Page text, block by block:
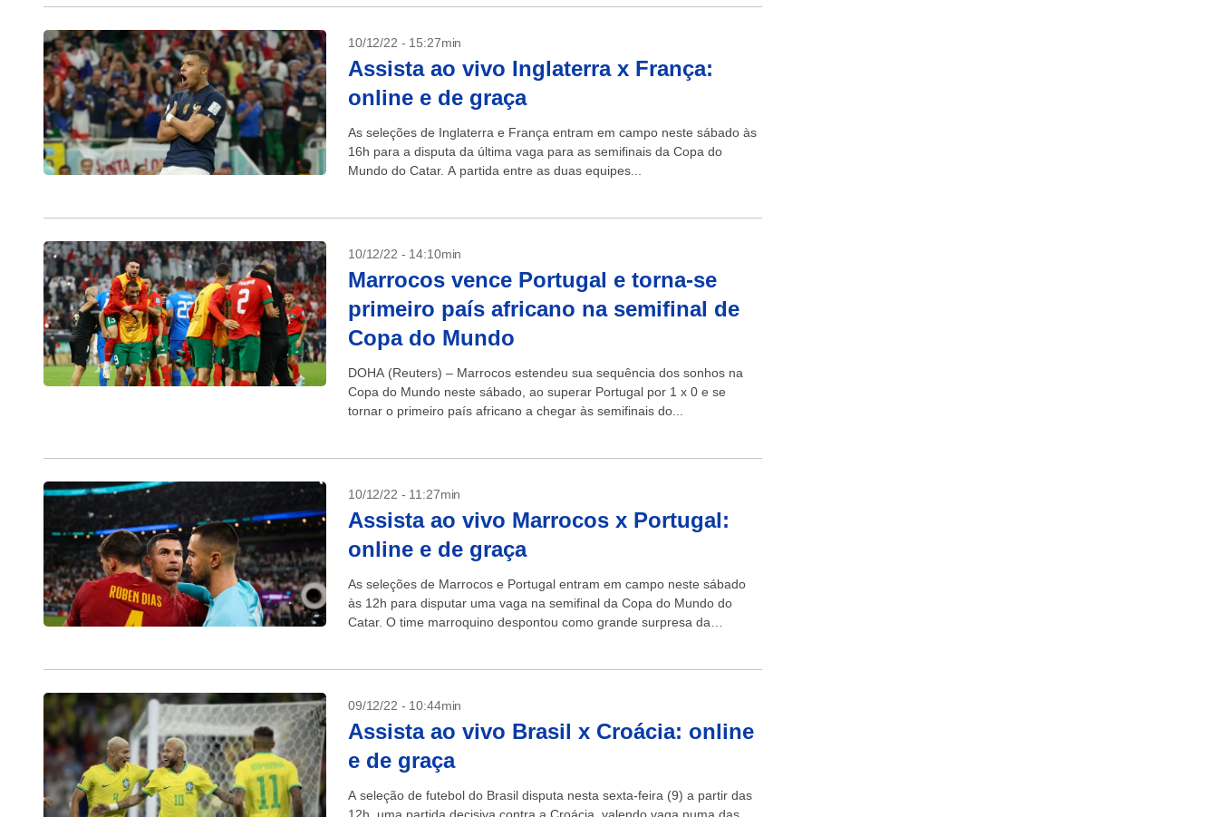
10/12/22 - 15:27min
Assista ao vivo Inglaterra x França:
online e de graça
As seleções de Inglaterra e França entram em campo neste sábado às
16h para a disputa da última vaga para as semifinais da Copa do
Mundo do Catar. A partida entre as duas equipes...
10/12/22 - 14:10min
Marrocos vence Portugal e torna-se
primeiro país africano na semifinal de
Copa do Mundo
DOHA (Reuters) – Marrocos estendeu sua sequência dos sonhos na
Copa do Mundo neste sábado, ao superar Portugal por 1 x 0 e se
tornar o primeiro país africano a chegar às semifinais do...
10/12/22 - 11:27min
Assista ao vivo Marrocos x Portugal:
online e de graça
As seleções de Marrocos e Portugal entram em campo neste sábado
às 12h para disputar uma vaga na semifinal da Copa do Mundo do
Catar. O time marroquino despontou como grande surpresa da
09/12/22 - 10:44min
Assista ao vivo Brasil x Croácia: online
e de graça
A seleção de futebol do Brasil disputa nesta sexta-feira (9) a partir das